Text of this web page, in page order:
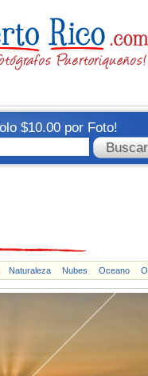
$10.00 por Foto!
Naturaleza Nubes Oceano